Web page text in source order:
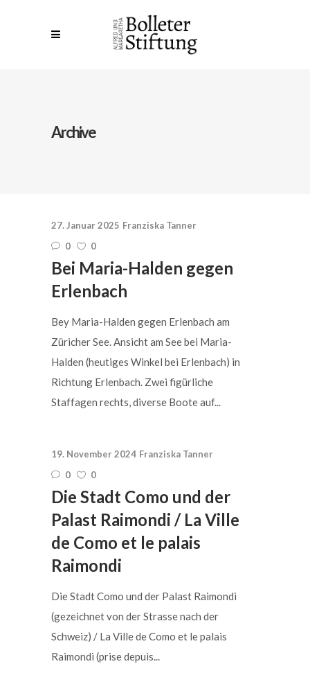
Archive
27. Januar 2025 Franziska Tanner
0
0
Bei Maria-Halden gegen
Erlenbach
Bey Maria-Halden gegen Erlenbach am
Züricher See. Ansicht am See bei Maria-
Halden (heutiges Winkel bei Erlenbach) in
Richtung Erlenbach. Zwei figürliche
Staffagen rechts, diverse Boote auf...
19. November 2024 Franziska Tanner
0
0
Die Stadt Como und der
Palast Raimondi / La Ville
de Como et le palais
Raimondi
Die Stadt Como und der Palast Raimondi
(gezeichnet von der Strasse nach der
Schweiz) / La Ville de Como et le palais
Raimondi (prise depuis...